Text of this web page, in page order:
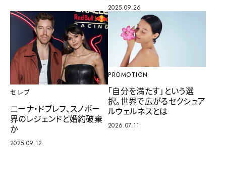
2025.09.26
セレブ
ニーナ・ドブレフ、スノボー
界のレジェンドと婚約破棄
か
2025.09.12
PROMOTION
「自分を満たす」という選
択。世界で広がるセクシュア
ルウェルネスとは
2026.07.11